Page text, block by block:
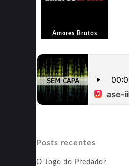
Amores Brutos
Posts recentes
O Jogo do Predador